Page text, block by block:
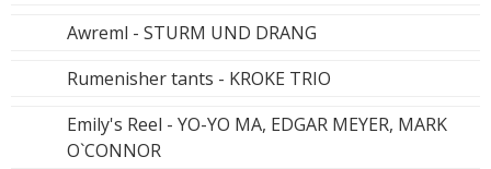
Awreml - STURM UND DRANG
Rumenisher tants - KROKE TRIO
Emily's Reel - YO-YO MA, EDGAR MEYER, MARK
O`CONNOR